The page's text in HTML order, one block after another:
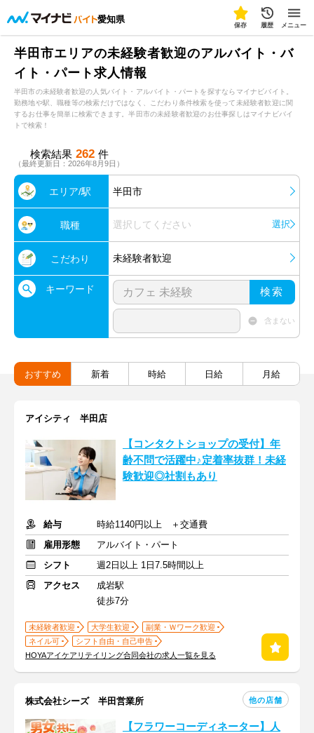
愛知県
保存 履歴 メニュー
半田市エリアの未経験者歓迎のアルバイト・バ
イト・パート求人情報
半田市の未経験者歓迎の人気バイト・アルバイト・パートを探すならマイナビバイト。
勤務地や駅、職種等の検索だけではなく、こだわり条件検索を使って未経験者歓迎に関
するお仕事を簡単に検索できます。半田市の未経験者歓迎のお仕事探しはマイナビバイ
トで検索！
検索結果 262 件
（最終更新日：2026年8月9日）
エリア/駅 半田市
職種 選択してください 選択
こだわり 未経験者歓迎
キーワード 検索
含まない
おすすめ 新着 時給 日給 月給
アイシティ 半田店
【コンタクトショップの受付】年
齢不問で活躍中♪定着率抜群！未経
験歓迎◎社割もあり
給与
時給1140円以上 ＋交通費
雇用形態
アルバイト・パート
シフト
週2日以上 1日7.5時間以上
アクセス
成岩駅
徒歩7分
未経験者歓迎 大学生歓迎
副業・Ｗワーク歓迎
ネイル可
シフト自由・自己申告
HOYAアイケアリテイリング合同会社の求人一覧を見る
株式会社シーズ 半田営業所 他の店舗
【フラワーコーディネーター】人